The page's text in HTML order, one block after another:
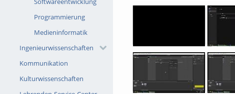
Programmierung
Medieninformatik
Ingenieurwissenschaften
Kommunikation
Kulturwissenschaften